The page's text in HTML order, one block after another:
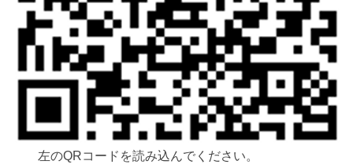
左のQRコードを読み込んでください。